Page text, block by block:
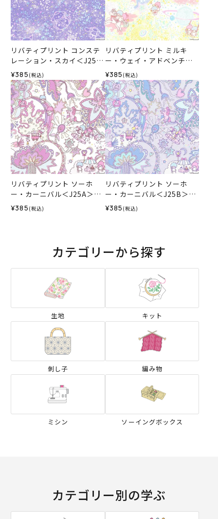
リバティプリント コンステ
レーション・スカイ＜J25A
＞生地 （リバティ・ファブ
リックス）2025AW
¥385 (税込)
リバティプリント ミルキ
ー・ウェイ・アドベンチャ
ー＜J25A＞生地 （リバテ
ィ・ファブリックス）2025
AW
¥385 (税込)
リバティプリント ソーホ
ー・カーニバル＜J25A＞生
地 （リバティ・ファブリッ
クス）2025AW
¥385 (税込)
リバティプリント ソーホ
ー・カーニバル＜J25B＞生
地 （リバティ・ファブリッ
クス）2025AW
¥385 (税込)
カテゴリーから探す
生地 キット
刺し子 編み物
ミシン ソーイングボックス
カテゴリー別の学ぶ